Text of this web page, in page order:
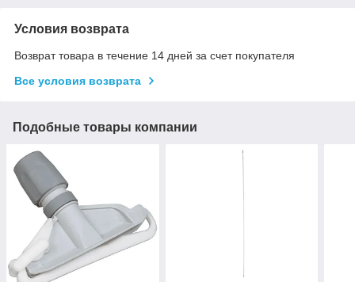
Условия возврата
Возврат товара в течение 14 дней за счет покупателя
Все условия возврата
Подобные товары компании